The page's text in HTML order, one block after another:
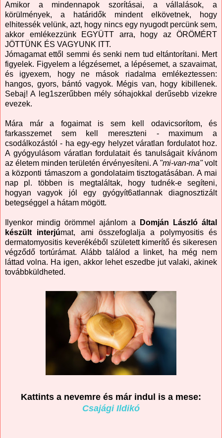
Amikor a mindennapok szorításai, a vállalások, a
körülmények, a határidők mindent elkövetnek, hogy
elhitessék velünk, azt, hogy nincs egy nyugodt percünk sem,
akkor emlékezzünk EGYÜTT arra, hogy az ÖRÖMÉRT
JÖTTÜNK ÉS VAGYUNK ITT.
Jómagamat ettől semmi és senki nem tud eltántorítani. Mert
figyelek. Figyelem a légzésemet, a lépésemet, a szavaimat,
és igyexem, hogy ne mások riadalma emlékeztessen:
hangos, gyors, bántó vagyok. Mégis van, hogy kibillenek.
Sebaj! A leg1szerűbben mély sóhajokkal derűsebb vizekre
evezek.
Mára már a fogaimat is sem kell odavicsorítom, és
farkasszemet sem kell mereszteni - maximum a
csodálkozástól - ha egy-egy helyzet váratlan fordulatot hoz.
A gyógyulásom váratlan fordulatait és tanulságait kívánom
az életem minden területén érvényesíteni. A "mi-van-ma"volt
a központi támaszom a gondolataim tisztogatásában. A mai
nap pl. többen is megtaláltak, hogy tudnék-e segíteni,
hogyan vagyok jól egy gyógyít6atlannak diagnosztizált
betegséggel a hátam mögött.
Ilyenkor mindig örömmel ajánlom a
Domján László által
készült interjúmat, ami összefoglalja a polymyositis és
dermatomyositis keverékéből született kimerítő és sikeresen
végződő tortúrámat. Alább találod a linket, ha még nem
láttad volna. Ha igen, akkor lehet eszedbe jut valaki, akinek
továbbküldheted.
Kattints a nevemre és már indul is a mese:
Csajági Ildikó